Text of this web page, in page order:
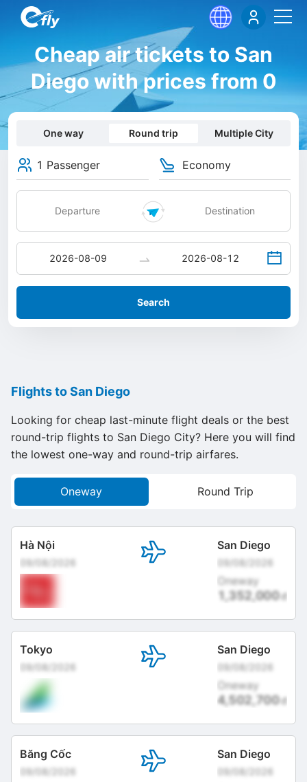
Cheap air tickets to San
Diego with prices from 0
One way Round trip Multiple City
1 Passenger Economy
Search
Flights to San Diego
Looking for cheap last-minute flight deals or the best
round-trip flights to San Diego City? Here you will find
the lowest one-way and round-trip airfares.
Oneway Round Trip
Hà Nội
09/08/2026
San Diego
09/08/2026
Oneway
1,352,000đ
Tokyo
09/08/2026
San Diego
09/08/2026
Oneway
4,502,700đ
Băng Cốc
09/08/2026
San Diego
09/08/2026